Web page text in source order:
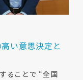
い意思決定と
ることで “全国